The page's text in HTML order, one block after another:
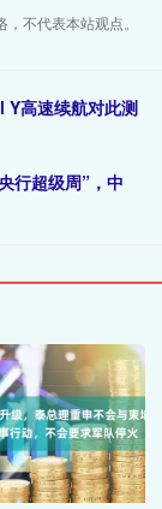
不代表本站观点。
Y高速续航对此测
行超级周”，中